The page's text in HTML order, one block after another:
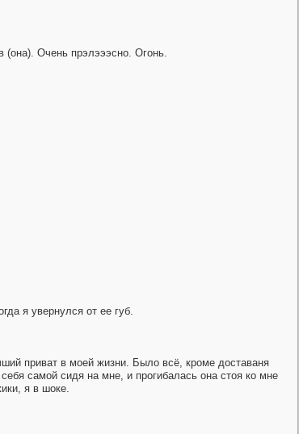
(она). Очень прэлэээсно. Огонь.
я увернулся от ее губ.
приват в моей жизни. Было всё, кроме доставаня
самой сидя на мне, и прогибалась она стоя ко мне
я в шоке.